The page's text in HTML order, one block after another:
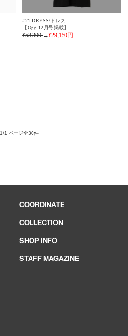
#21 DRESS/ドレス
【Oggi12月号掲載】
¥58,300→¥29,150円
1/1 ページ全30件
COORDINATE
COLLECTION
SHOP INFO
STAFF MAGAZINE